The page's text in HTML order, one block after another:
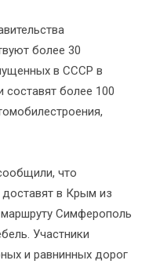
более 30
в СССР в
составят более 100
что
в Крым из
Симферополь
Участники
и равнинных дорог